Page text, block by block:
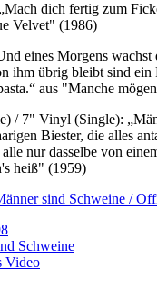
dich fertig zum
Velvet" (1986)
eines Morgens wachst
ihm übrig bleibt sind ein
aus "Manche
/ 7" Vinyl (Single):
Biester, die alles
nur dasselbe von
heiß" (1959)
Schweine
Video